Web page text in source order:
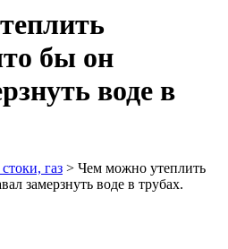
бы он
воде в
газ > Чем можно утеплить
замерзнуть воде в трубах.